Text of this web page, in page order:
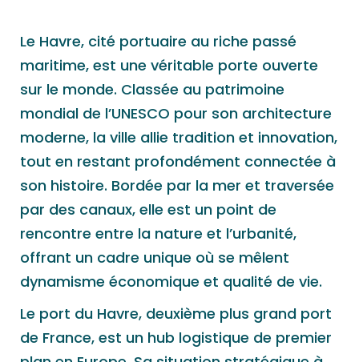
Le Havre, cité portuaire au riche passé
maritime, est une véritable porte ouverte
sur le monde. Classée au patrimoine
mondial de l’UNESCO pour son architecture
moderne, la ville allie tradition et innovation,
tout en restant profondément connectée à
son histoire. Bordée par la mer et traversée
par des canaux, elle est un point de
rencontre entre la nature et l’urbanité,
offrant un cadre unique où se mêlent
dynamisme économique et qualité de vie.
Le port du Havre, deuxième plus grand port
de France, est un hub logistique de premier